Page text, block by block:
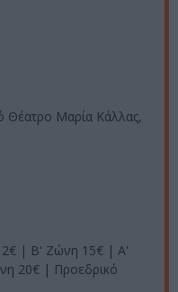
Θέατρο Μαρία Κάλλας,
| Β' Ζώνη 15€ | Α'
20€ | Προεδρικό